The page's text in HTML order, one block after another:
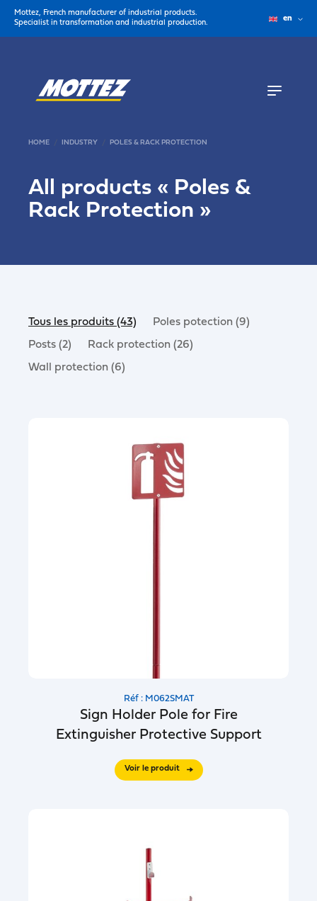
Mottez, French manufacturer of industrial products.
Specialist in transformation and industrial production.
en
HOME INDUSTRY POLES & RACK PROTECTION
All products « Poles &
Rack Protection »
Tous les produits (43)
Poles potection (9)
Posts (2)
Rack protection (26)
Wall protection (6)
Réf : M062SMAT
Sign Holder Pole for Fire
Extinguisher Protective Support
Voir le produit